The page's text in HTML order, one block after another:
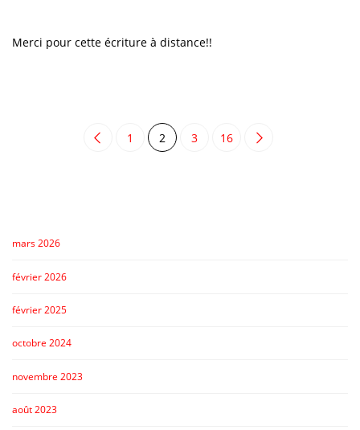
Merci pour cette écriture à distance!!
1 2 3 16
mars 2026
février 2026
février 2025
octobre 2024
novembre 2023
août 2023